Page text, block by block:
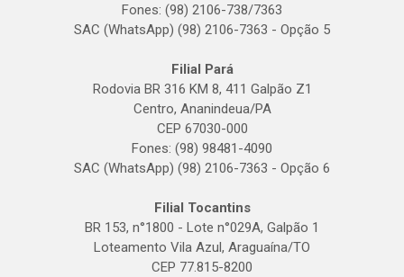
Fones: (98) 2106-738/7363
SAC (WhatsApp) (98) 2106-7363 - Opção 5
Filial Pará
Rodovia BR 316 KM 8, 411 Galpão Z1
Centro, Ananindeua/PA
CEP 67030-000
Fones: (98) 98481-4090
SAC (WhatsApp) (98) 2106-7363 - Opção 6
Filial Tocantins
BR 153, n°1800 - Lote n°029A, Galpão 1
Loteamento Vila Azul, Araguaína/TO
CEP 77.815-8200